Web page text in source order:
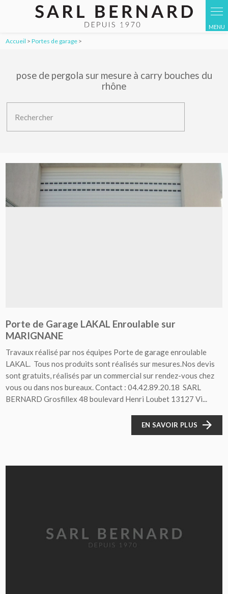
Accueil >Portes de garage >
pose de pergola sur mesure à carry bouches du
rhône
Rechercher
Porte de Garage LAKAL Enroulable sur
MARIGNANE
Travaux réalisé par nos équipes Porte de garage enroulable
LAKAL. Tous nos produits sont réalisés sur mesures.Nos devis
sont gratuits, réalisés par un commercial sur rendez-vous chez
vous ou dans nos bureaux. Contact : 04.42.89.20.18 SARL
BERNARD Grosfillex 48 boulevard Henri Loubet 13127 Vi...
EN SAVOIR PLUS